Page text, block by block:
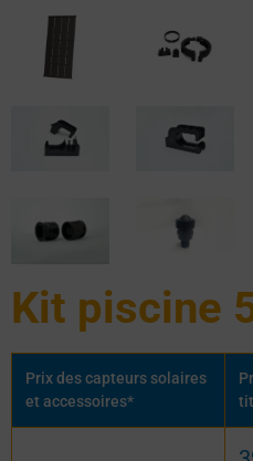
Kit piscine
Prix des capteurs solaires
et accessoires*